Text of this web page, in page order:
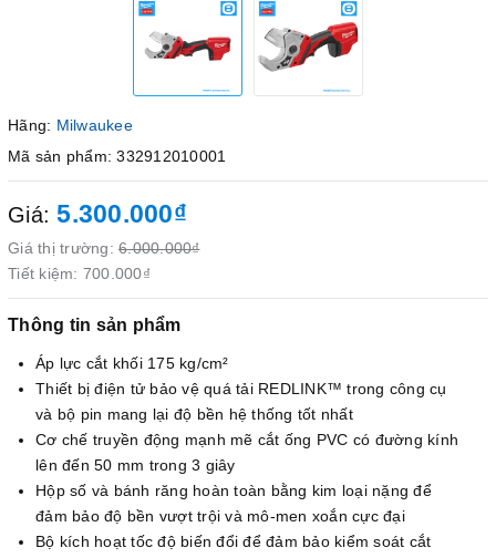
Hãng: Milwaukee
Mã sản phẩm: 332912010001
Giá:5.300.000₫
Giá thị trường: 6.000.000₫
Tiết kiệm: 700.000₫
Thông tin sản phẩm
Áp lực cắt khối 175 kg/cm²
Thiết bị điện tử bảo vệ quá tải REDLINK™ trong công cụ
và bộ pin mang lại độ bền hệ thống tốt nhất
Cơ chế truyền động mạnh mẽ cắt ống PVC có đường kính
lên đến 50 mm trong 3 giây
Hộp số và bánh răng hoàn toàn bằng kim loại nặng để
đảm bảo độ bền vượt trội và mô-men xoắn cực đại
Bộ kích hoạt tốc độ biến đổi để đảm bảo kiểm soát cắt